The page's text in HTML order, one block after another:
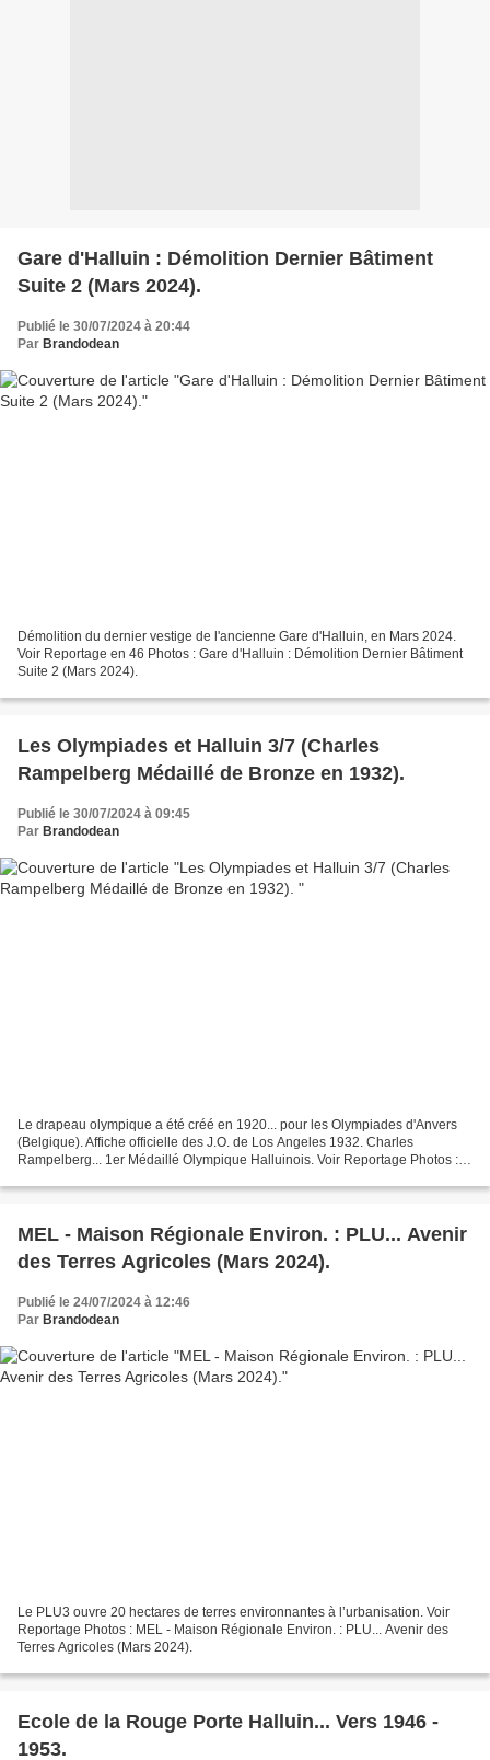
Gare d'Halluin : Démolition Dernier Bâtiment
Suite 2 (Mars 2024).
Publié le 30/07/2024 à 20:44
Par Brandodean
Démolition du dernier vestige de l'ancienne Gare d'Halluin, en Mars 2024.
Voir Reportage en 46 Photos : Gare d'Halluin : Démolition Dernier Bâtiment
Suite 2 (Mars 2024).
Les Olympiades et Halluin 3/7 (Charles
Rampelberg Médaillé de Bronze en 1932).
Publié le 30/07/2024 à 09:45
Par Brandodean
Le drapeau olympique a été créé en 1920... pour les Olympiades d'Anvers
(Belgique). Affiche officielle des J.O. de Los Angeles 1932. Charles
Rampelberg... 1er Médaillé Olympique Halluinois. Voir Reportage Photos :
MEL - Maison Régionale Environ. : PLU... Avenir
des Terres Agricoles (Mars 2024).
Publié le 24/07/2024 à 12:46
Par Brandodean
Le PLU3 ouvre 20 hectares de terres environnantes à l’urbanisation. Voir
Reportage Photos : MEL - Maison Régionale Environ. : PLU... Avenir des
Terres Agricoles (Mars 2024).
Ecole de la Rouge Porte Halluin... Vers 1946 -
1953.